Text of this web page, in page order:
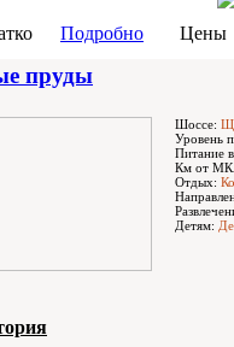
Подробно Цены
пруды
Шоссе:
Уровень
Питание
Км от
Отдых:
Детям: